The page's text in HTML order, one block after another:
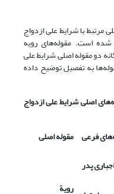
اصلی مرتبط با شرایط علی ازدواج
شده است. مقوله‌های رویه
دو مقوله اصلی شرایط علی
به تفصیل توضیح داده
اصلی شرایط علی ازدواج
فرعی مقوله‌ اصلی
پدر
رویة